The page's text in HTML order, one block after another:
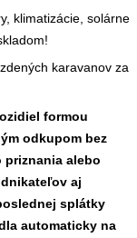
klimatizácie, solárne
karavanov za
formou
odkupom bez
priznania alebo
aj
splátky
automaticky na